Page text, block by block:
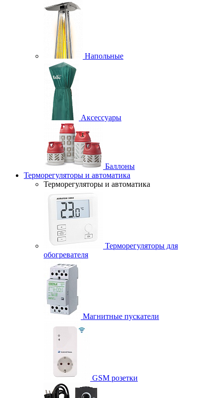
Напольные
Аксессуары
Баллоны
Терморегуляторы и автоматика
Терморегуляторы и автоматика
Терморегуляторы для
обогревателя
Магнитные пускатели
GSM розетки